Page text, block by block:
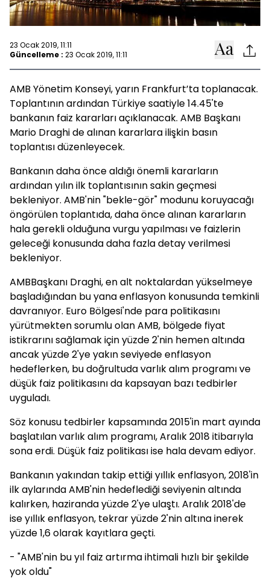
23 Ocak 2019, 11:11
Güncelleme : 23 Ocak 2019, 11:11
AMB Yönetim Konseyi, yarın Frankfurt’ta toplanacak.
Toplantının ardından Türkiye saatiyle 14.45'te
bankanın faiz kararları açıklanacak. AMB Başkanı
Mario Draghi de alınan kararlara ilişkin basın
toplantısı düzenleyecek.
Bankanın daha önce aldığı önemli kararların
ardından yılın ilk toplantısının sakin geçmesi
bekleniyor. AMB'nin "bekle-gör" modunu koruyacağı
öngörülen toplantıda, daha önce alınan kararların
hala gerekli olduğuna vurgu yapılması ve faizlerin
geleceği konusunda daha fazla detay verilmesi
bekleniyor.
AMBBaşkanı Draghi, en alt noktalardan yükselmeye
başladığından bu yana enflasyon konusunda temkinli
davranıyor. Euro Bölgesi'nde para politikasını
yürütmekten sorumlu olan AMB, bölgede fiyat
istikrarını sağlamak için yüzde 2'nin hemen altında
ancak yüzde 2'ye yakın seviyede enflasyon
hedeflerken, bu doğrultuda varlık alım programı ve
düşük faiz politikasını da kapsayan bazı tedbirler
uyguladı.
Söz konusu tedbirler kapsamında 2015'in mart ayında
başlatılan varlık alım programı, Aralık 2018 itibarıyla
sona erdi. Düşük faiz politikası ise hala devam ediyor.
Bankanın yakından takip ettiği yıllık enflasyon, 2018'in
ilk aylarında AMB'nin hedeflediği seviyenin altında
kalırken, haziranda yüzde 2'ye ulaştı. Aralık 2018'de
ise yıllık enflasyon, tekrar yüzde 2'nin altına inerek
yüzde 1,6 olarak kayıtlara geçti.
- "AMB'nin bu yıl faiz artırma ihtimali hızlı bir şekilde
yok oldu"